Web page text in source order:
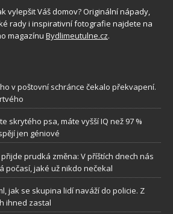
vylepšit Váš domov? Originální nápady,
rady i inspirativní fotografie najdete na
magazínu Bydlimeutulne.cz.
v poštovní schránce čekalo překvapení.
skrytého psa, máte vyšší IQ než 97 %
jen géniové
prudká změna: V příštích dnech nás
počasí, jaké už nikdo nečekal
jak se skupina lidí naváží do policie. Z
ihned zastal